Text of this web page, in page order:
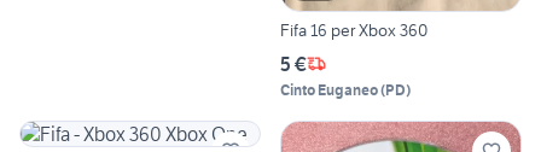
Fifa 16 per Xbox 360
5 €
Cinto Euganeo(PD)